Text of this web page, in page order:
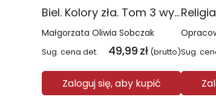
Biel. Kolory zła. Tom 3 wyd. 2025
Małgorzata Oliwia Sobczak
Sug. cena det. 49,99 zł (brutto)
Zaloguj się, aby kupić
Sug.